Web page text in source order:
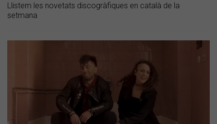
Llistem les novetats discogràfiques en català de la
setmana